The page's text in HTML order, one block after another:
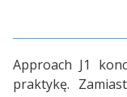
Approach J1
praktykę.